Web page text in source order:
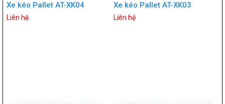
Xe kéo Pallet AT-XK04
Liên hệ
Xe kéo Pallet AT-XK03
Liên hệ